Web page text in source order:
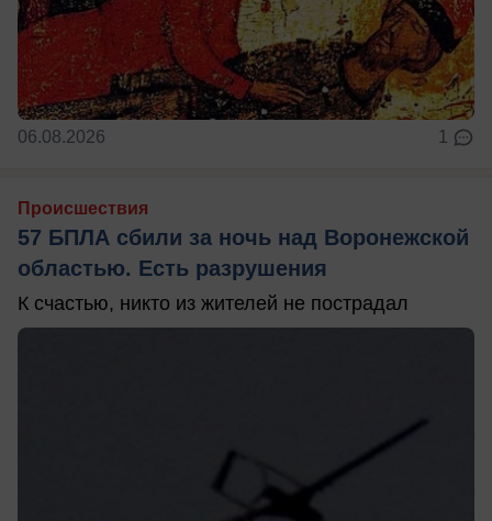
06.08.2026 1
Происшествия
57 БПЛА сбили за ночь над Воронежской
областью. Есть разрушения
К счастью, никто из жителей не пострадал